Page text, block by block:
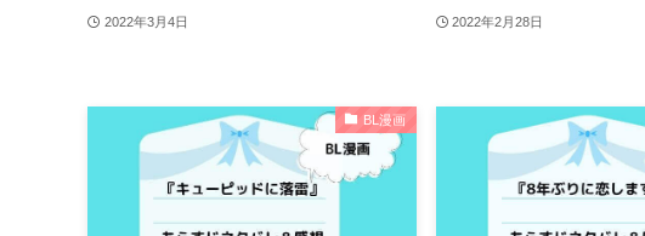
2022年3月4日 2022年2月28日
BL漫画